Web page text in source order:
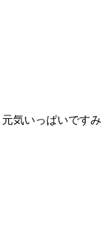
気いっぱいですみ